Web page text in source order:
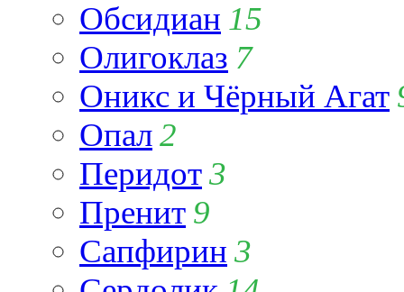
Обсидиан 15
Олигоклаз 7
Оникс и Чёрный Агат
Опал2
Перидот3
Пренит 9
Сапфирин 3